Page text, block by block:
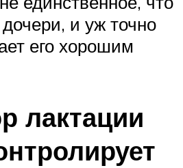
и уж точно
его хорошим
лактации